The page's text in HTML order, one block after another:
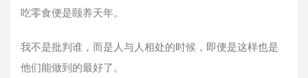
吃零食便是颐养天年。
我不是批判谁，而是人与人相处的时候，即便是这样也是
他们能做到的最好了。